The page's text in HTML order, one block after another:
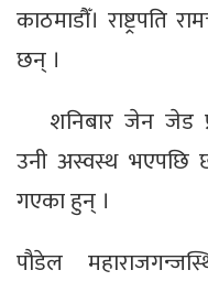
काठमाडौँ। राष्ट्रपति
छन् ।
शनिबार जेन जेड
उनी अस्वस्थ
गएका हुन् ।
पौडेल